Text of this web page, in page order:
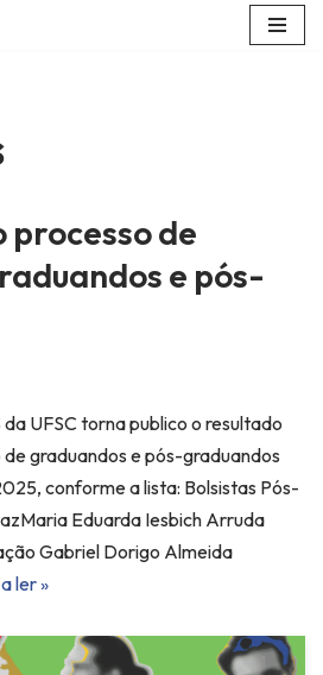
processo de
e pós-
UFSC torna publico o resultado
graduandos e pós-graduandos
conforme a lista: Bolsistas Pós-
Eduarda Iesbich Arruda
Gabriel Dorigo Almeida
ler »